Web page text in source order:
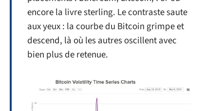
encore la livre sterling. Le contraste saute
aux yeux : la courbe du Bitcoin grimpe et
descend, là où les autres oscillent avec
bien plus de retenue.